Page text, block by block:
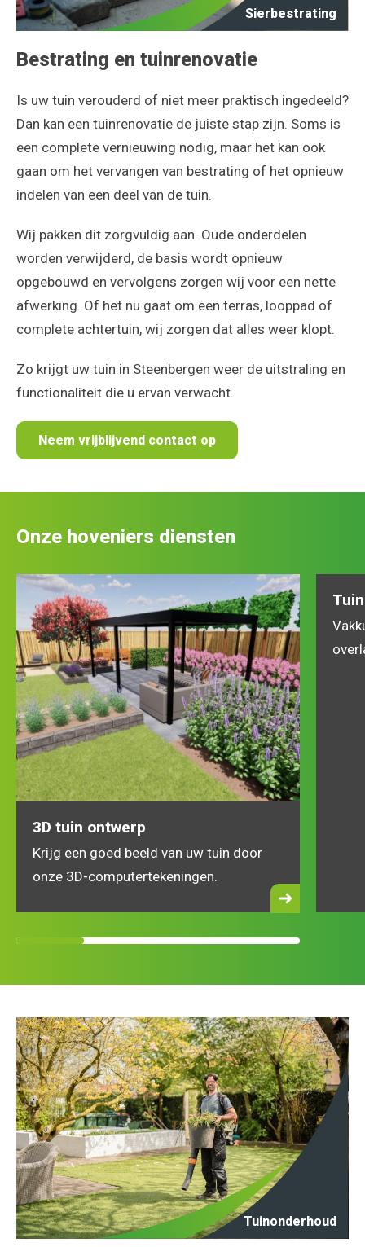
Sierbestrating
Bestrating en tuinrenovatie
Is uw tuin verouderd of niet meer praktisch ingedeeld?
Dan kan een tuinrenovatie de juiste stap zijn. Soms is
een complete vernieuwing nodig, maar het kan ook
gaan om het vervangen van bestrating of het opnieuw
indelen van een deel van de tuin.
Wij pakken dit zorgvuldig aan. Oude onderdelen
worden verwijderd, de basis wordt opnieuw
opgebouwd en vervolgens zorgen wij voor een nette
afwerking. Of het nu gaat om een terras, looppad of
complete achtertuin, wij zorgen dat alles weer klopt.
Zo krijgt uw tuin in Steenbergen weer de uitstraling en
functionaliteit die u ervan verwacht.
Neem vrijblijvend contact op
Onze hoveniers diensten
3D tuin ontwerp
Krijg een goed beeld van uw tuin door
onze 3D-computertekeningen.
Tuinonderhoud